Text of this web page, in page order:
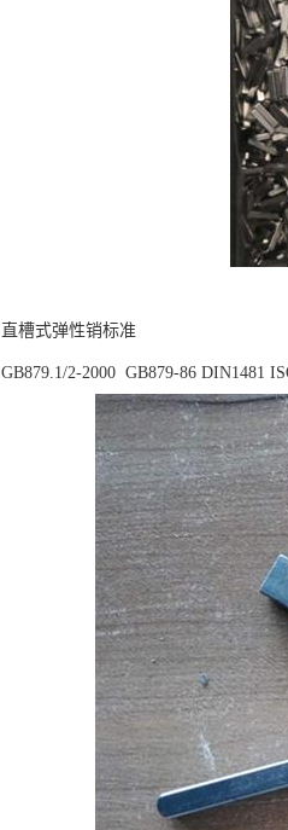
直槽式弹性销标准
GB879.1/2-2000 GB879-86 DIN1481